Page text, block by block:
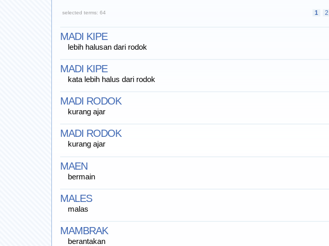
selected terms: 64 1 2
MADI KIPE
lebih halusan dari rodok
MADI KIPE
kata lebih halus dari rodok
MADI RODOK
kurang ajar
MADI RODOK
kurang ajar
MAEN
bermain
MALES
malas
MAMBRAK
berantakan